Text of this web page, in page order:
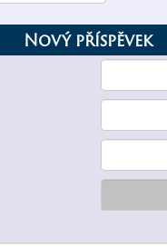
Nový příspěvek